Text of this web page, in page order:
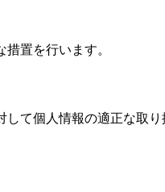
置を行います。
て個人情報の適正な取